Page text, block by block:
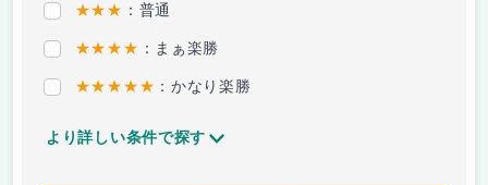
★★★ ：普通
★★★★ ：まぁ楽勝
★★★★★ ：かなり楽勝
より詳しい条件で探す